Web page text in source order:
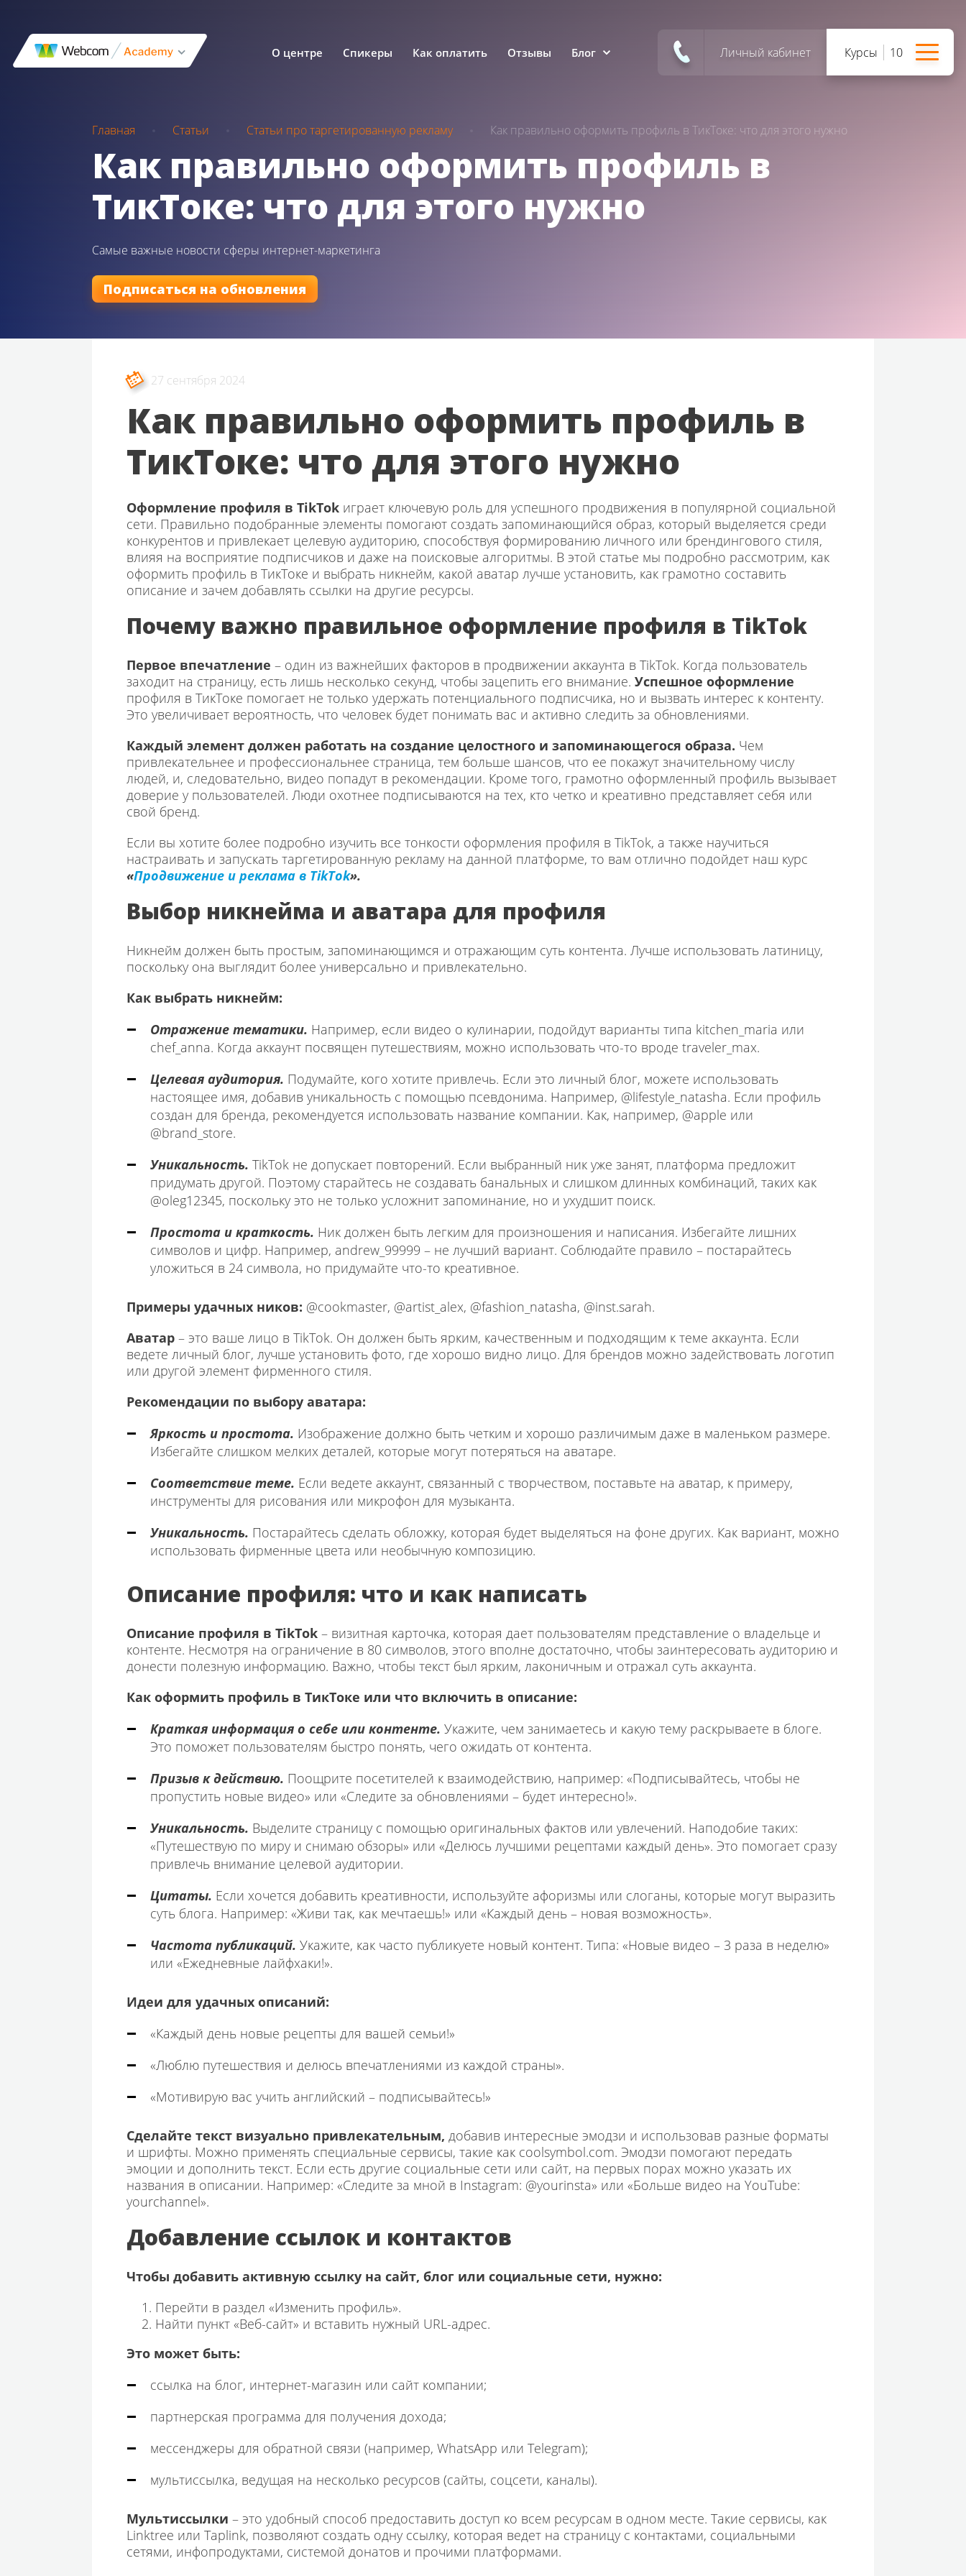
О центре Спикеры Как оплатить Отзывы Блог Личный кабинет Курсы 10
Главная Статьи Статьи про таргетированную рекламу Как правильно оформить профиль в ТикТоке: что для этого нужно
Как правильно оформить профиль в
ТикТоке: что для этого нужно
Самые важные новости сферы интернет-маркетинга
Подписаться на обновления
27 сентября 2024
Как правильно оформить профиль в
ТикТоке: что для этого нужно
Оформление профиля в TikTok играет ключевую роль для успешного продвижения в популярной социальной
сети. Правильно подобранные элементы помогают создать запоминающийся образ, который выделяется среди
конкурентов и привлекает целевую аудиторию, способствуя формированию личного или брендингового стиля,
влияя на восприятие подписчиков и даже на поисковые алгоритмы. В этой статье мы подробно рассмотрим, как
оформить профиль в ТикТоке и выбрать никнейм, какой аватар лучше установить, как грамотно составить
описание и зачем добавлять ссылки на другие ресурсы.
Почему важно правильное оформление профиля в TikTok
Первое впечатление – один из важнейших факторов в продвижении аккаунта в TikTok. Когда пользователь
заходит на страницу, есть лишь несколько секунд, чтобы зацепить его внимание. Успешное оформление
профиля в ТикТоке помогает не только удержать потенциального подписчика, но и вызвать интерес к контенту.
Это увеличивает вероятность, что человек будет понимать вас и активно следить за обновлениями.
Каждый элемент должен работать на создание целостного и запоминающегося образа. Чем
привлекательнее и профессиональнее страница, тем больше шансов, что ее покажут значительному числу
людей, и, следовательно, видео попадут в рекомендации. Кроме того, грамотно оформленный профиль вызывает
доверие у пользователей. Люди охотнее подписываются на тех, кто четко и креативно представляет себя или
свой бренд.
Если вы хотите более подробно изучить все тонкости оформления профиля в TikTok, а также научиться
настраивать и запускать таргетированную рекламу на данной платформе, то вам отлично подойдет наш курс
«Продвижение и реклама в TikTok».
Выбор никнейма и аватара для профиля
Никнейм должен быть простым, запоминающимся и отражающим суть контента. Лучше использовать латиницу,
поскольку она выглядит более универсально и привлекательно.
Как выбрать никнейм:
Отражение тематики. Например, если видео о кулинарии, подойдут варианты типа kitchen_maria или
chef_anna. Когда аккаунт посвящен путешествиям, можно использовать что-то вроде traveler_max.
Целевая аудитория. Подумайте, кого хотите привлечь. Если это личный блог, можете использовать
настоящее имя, добавив уникальность с помощью псевдонима. Например, @lifestyle_natasha. Если профиль
создан для бренда, рекомендуется использовать название компании. Как, например, @apple или
@brand_store.
Уникальность. TikTok не допускает повторений. Если выбранный ник уже занят, платформа предложит
придумать другой. Поэтому старайтесь не создавать банальных и слишком длинных комбинаций, таких как
@oleg12345, поскольку это не только усложнит запоминание, но и ухудшит поиск.
Простота и краткость. Ник должен быть легким для произношения и написания. Избегайте лишних
символов и цифр. Например, andrew_99999 – не лучший вариант. Соблюдайте правило – постарайтесь
уложиться в 24 символа, но придумайте что-то креативное.
Примеры удачных ников: @cookmaster, @artist_alex, @fashion_natasha, @inst.sarah.
Аватар – это ваше лицо в TikTok. Он должен быть ярким, качественным и подходящим к теме аккаунта. Если
ведете личный блог, лучше установить фото, где хорошо видно лицо. Для брендов можно задействовать логотип
или другой элемент фирменного стиля.
Рекомендации по выбору аватара:
Яркость и простота. Изображение должно быть четким и хорошо различимым даже в маленьком размере.
Избегайте слишком мелких деталей, которые могут потеряться на аватаре.
Соответствие теме. Если ведете аккаунт, связанный с творчеством, поставьте на аватар, к примеру,
инструменты для рисования или микрофон для музыканта.
Уникальность. Постарайтесь сделать обложку, которая будет выделяться на фоне других. Как вариант, можно
использовать фирменные цвета или необычную композицию.
Описание профиля: что и как написать
Описание профиля в TikTok – визитная карточка, которая дает пользователям представление о владельце и
контенте. Несмотря на ограничение в 80 символов, этого вполне достаточно, чтобы заинтересовать аудиторию и
донести полезную информацию. Важно, чтобы текст был ярким, лаконичным и отражал суть аккаунта.
Как оформить профиль в ТикТоке или что включить в описание:
Краткая информация о себе или контенте. Укажите, чем занимаетесь и какую тему раскрываете в блоге.
Это поможет пользователям быстро понять, чего ожидать от контента.
Призыв к действию. Поощрите посетителей к взаимодействию, например: «Подписывайтесь, чтобы не
пропустить новые видео» или «Следите за обновлениями – будет интересно!».
Уникальность. Выделите страницу с помощью оригинальных фактов или увлечений. Наподобие таких:
«Путешествую по миру и снимаю обзоры» или «Делюсь лучшими рецептами каждый день». Это помогает сразу
привлечь внимание целевой аудитории.
Цитаты. Если хочется добавить креативности, используйте афоризмы или слоганы, которые могут выразить
суть блога. Например: «Живи так, как мечтаешь!» или «Каждый день – новая возможность».
Частота публикаций. Укажите, как часто публикуете новый контент. Типа: «Новые видео – 3 раза в неделю»
или «Ежедневные лайфхаки!».
Идеи для удачных описаний:
«Каждый день новые рецепты для вашей семьи!»
«Люблю путешествия и делюсь впечатлениями из каждой страны».
«Мотивирую вас учить английский – подписывайтесь!»
Сделайте текст визуально привлекательным, добавив интересные эмодзи и использовав разные форматы
и шрифты. Можно применять специальные сервисы, такие как coolsymbol.com. Эмодзи помогают передать
эмоции и дополнить текст. Если есть другие социальные сети или сайт, на первых порах можно указать их
названия в описании. Например: «Следите за мной в Instagram: @yourinsta» или «Больше видео на YouTube:
yourchannel».
Добавление ссылок и контактов
Чтобы добавить активную ссылку на сайт, блог или социальные сети, нужно:
Перейти в раздел «Изменить профиль».
Найти пункт «Веб-сайт» и вставить нужный URL-адрес.
Это может быть:
ссылка на блог, интернет-магазин или сайт компании;
партнерская программа для получения дохода;
мессенджеры для обратной связи (например, WhatsApp или Telegram);
мультиссылка, ведущая на несколько ресурсов (сайты, соцсети, каналы).
Мультиссылки – это удобный способ предоставить доступ ко всем ресурсам в одном месте. Такие сервисы, как
Linktree или Taplink, позволяют создать одну ссылку, которая ведет на страницу с контактами, социальными
сетями, инфопродуктами, системой донатов и прочими платформами.